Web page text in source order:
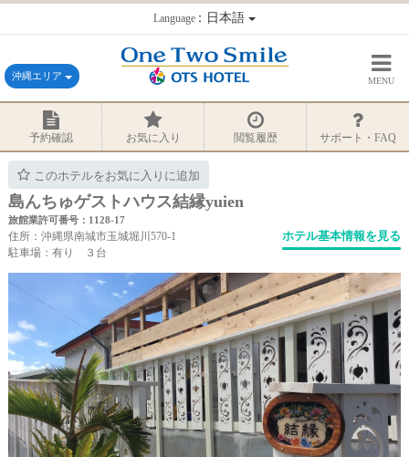
Language：日本語
沖縄エリア MENU
予約確認 お気に入り 閲覧履歴 サポート・FAQ
このホテルをお気に入りに追加
島んちゅゲストハウス結縁yuien
旅館業許可番号：1128-17
住所：沖縄県南城市玉城堀川570-1
駐車場：有り ３台
ホテル基本情報を見る